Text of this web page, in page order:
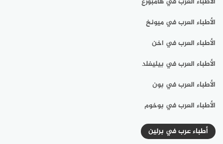
الأطباء العرب في ميونخ
الأطباء العرب في اخن
الأطباء العرب في بيليفلد
الأطباء العرب في بون
الأطباء العرب في بوخوم
أطباء عرب في برلين